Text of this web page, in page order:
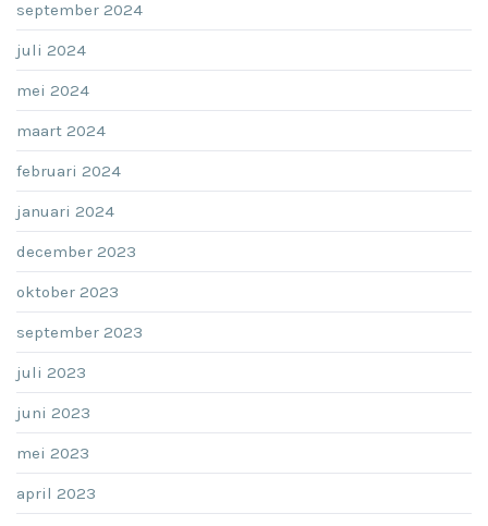
september 2024
juli 2024
mei 2024
maart 2024
februari 2024
januari 2024
december 2023
oktober 2023
september 2023
juli 2023
juni 2023
mei 2023
april 2023